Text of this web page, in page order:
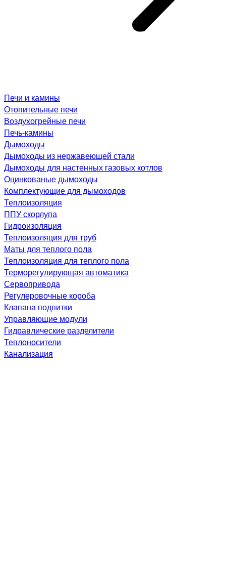
Печи и камины
Отопительные печи
Воздухогрейные печи
Печь-камины
Дымоходы
Дымоходы из нержавеющей стали
Дымоходы для настенных газовых котлов
Оцинкованые дымоходы
Комплектующие для дымоходов
Теплоизоляция
ППУ скорлупа
Гидроизоляция
Теплоизоляция для труб
Маты для теплого пола
Теплоизоляция для теплого пола
Терморегулирующая автоматика
Сервопривода
Регулеровочные короба
Клапана подпитки
Управляющие модули
Гидравлические разделители
Теплоносители
Канализация